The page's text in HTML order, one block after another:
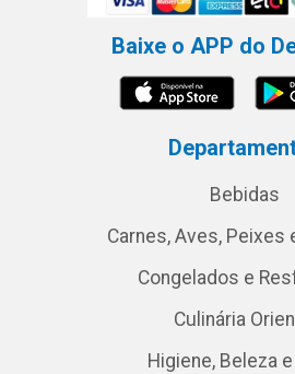
Baixe o APP do
Bebidas
Carnes, Aves, Peixes
Congelados e
Culinária
Higiene, Beleza